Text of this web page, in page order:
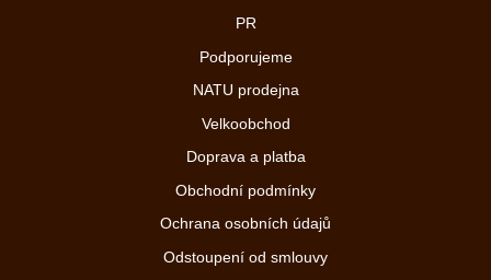
PR
Podporujeme
NATU prodejna
Velkoobchod
Doprava a platba
Obchodní podmínky
Ochrana osobních údajů
Odstoupení od smlouvy